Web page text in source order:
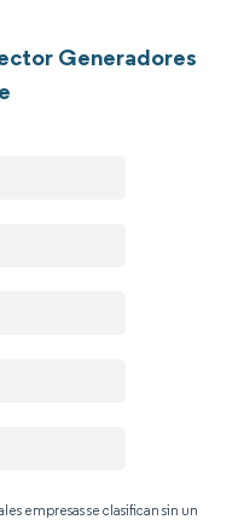
Generadores
empresas se clasifican sin un